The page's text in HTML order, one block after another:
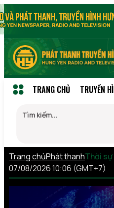
TRANG CHỦ TRUYỀN
Trang chủPhát thanhThời
07/08/2026 10:06 (GMT+7)